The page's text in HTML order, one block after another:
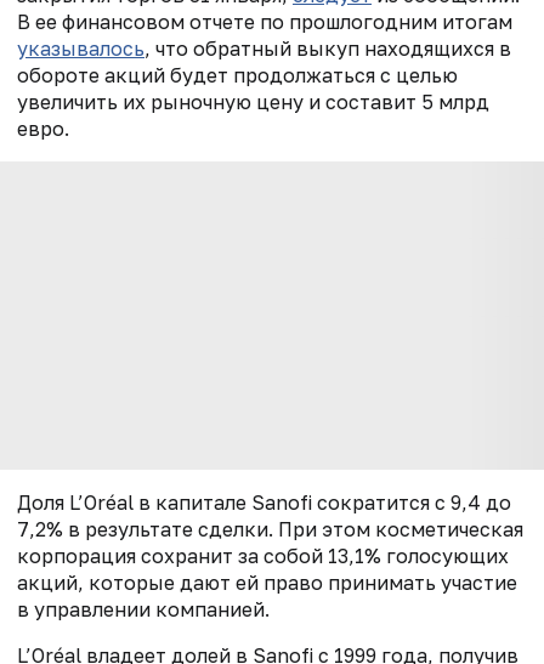
В ее финансовом отчете по прошлогодним итогам
указывалось, что обратный выкуп находящихся в
обороте акций будет продолжаться с целью
увеличить их рыночную цену и составит 5 млрд
евро.
Доля L’Oréal в капитале Sanofi сократится с 9,4 до
7,2% в результате сделки. При этом косметическая
корпорация сохранит за собой 13,1% голосующих
акций, которые дают ей право принимать участие
в управлении компанией.
L’Oréal владеет долей в Sanofi с 1999 года, получив